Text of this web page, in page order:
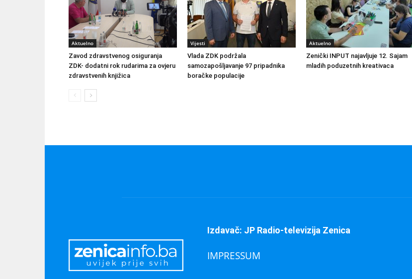
Aktuelno
Zavod zdravstvenog osiguranja
ZDK- dodatni rok rudarima za ovjeru
zdravstvenih knjižica
Vijesti
Vlada ZDK podržala
samozapošljavanje 97 pripadnika
boračke populacije
Aktuelno
Zenički INPUT najavljuje 12. Sajam
mladih poduzetnih kreativaca
Izdavač: JP Radio-televizija Zenica
IMPRESSUM